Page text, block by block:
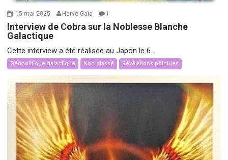
15 mai 2025 Hervé Gaïa 1
Interview de Cobra sur la Noblesse Blanche
Galactique
Cette interview a été réalisée au Japon le 6...
Géopolitique galactique Non classé Révélations pointues